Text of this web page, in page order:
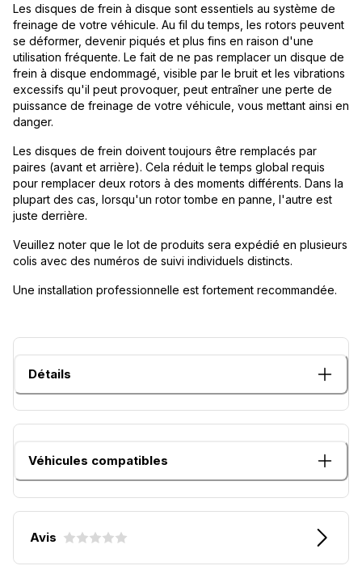
Les disques de frein à disque sont essentiels au système de
freinage de votre véhicule. Au fil du temps, les rotors peuvent
se déformer, devenir piqués et plus fins en raison d'une
utilisation fréquente. Le fait de ne pas remplacer un disque de
frein à disque endommagé, visible par le bruit et les vibrations
excessifs qu'il peut provoquer, peut entraîner une perte de
puissance de freinage de votre véhicule, vous mettant ainsi en
danger.
Les disques de frein doivent toujours être remplacés par
paires (avant et arrière). Cela réduit le temps global requis
pour remplacer deux rotors à des moments différents. Dans la
plupart des cas, lorsqu'un rotor tombe en panne, l'autre est
juste derrière.
Veuillez noter que le lot de produits sera expédié en plusieurs
colis avec des numéros de suivi individuels distincts.
Une installation professionnelle est fortement recommandée.
Détails
Véhicules compatibles
Avis